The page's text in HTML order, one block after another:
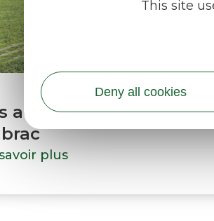
activités de pleine
plus
This site
Deny all cookies